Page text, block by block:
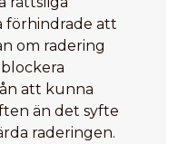
förhindrade att
om radering
att kunna
än det syfte
raderingen.